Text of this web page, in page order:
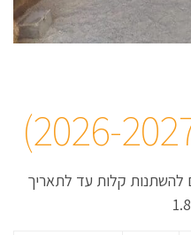
להשתנות קלות עד לתאריך